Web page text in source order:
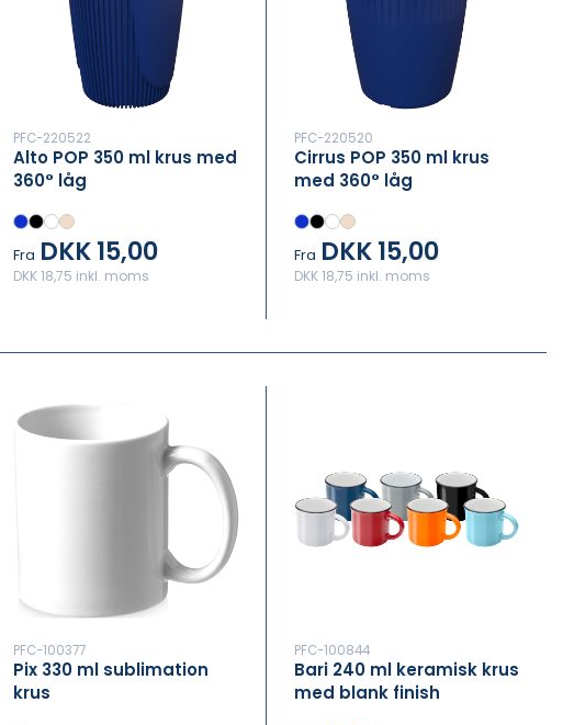
PFC-220522
Alto POP 350 ml krus med
360° låg
Fra DKK 15,00
DKK 18,75 inkl. moms
PFC-220520
Cirrus POP 350 ml krus
med 360° låg
Fra DKK 15,00
DKK 18,75 inkl. moms
PFC-100377
Pix 330 ml sublimation
krus
PFC-100844
Bari 240 ml keramisk krus
med blank finish